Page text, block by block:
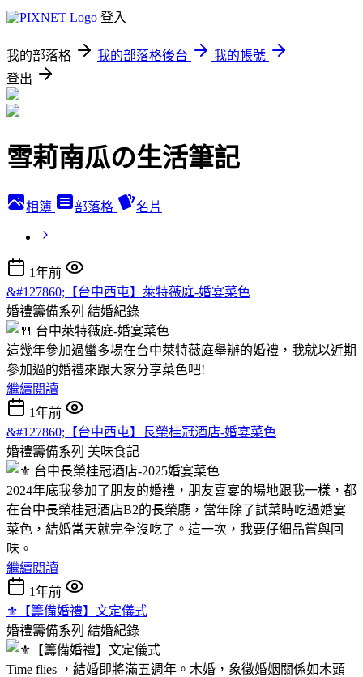
登入
我的部落格 我的部落格後台
我的帳號
登出
雪莉南瓜の生活筆記
相簿 部落格 名片
1年前
&#127860;【台中西屯】萊特薇庭-婚宴菜色
婚禮籌備系列 結婚紀錄
這幾年參加過蠻多場在台中萊特薇庭舉辦的婚禮，我就以近期
參加過的婚禮來跟大家分享菜色吧!
繼續閱讀
1年前
&#127860;【台中西屯】長榮桂冠酒店-婚宴菜色
婚禮籌備系列 美味食記
2024年底我參加了朋友的婚禮，朋友喜宴的場地跟我一樣，都
在台中長榮桂冠酒店B2的長榮廳，當年除了試菜時吃過婚宴
菜色，結婚當天就完全沒吃了。這一次，我要仔細品嘗與回
味。
繼續閱讀
1年前
⚜︎【籌備婚禮】文定儀式
婚禮籌備系列 結婚紀錄
Time flies ，結婚即將滿五週年。木婚，象徵婚姻關係如木頭